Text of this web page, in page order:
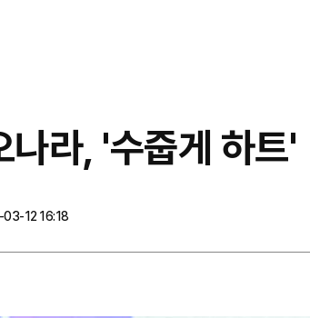
라, '수줍게 하트'
03-12 16:18